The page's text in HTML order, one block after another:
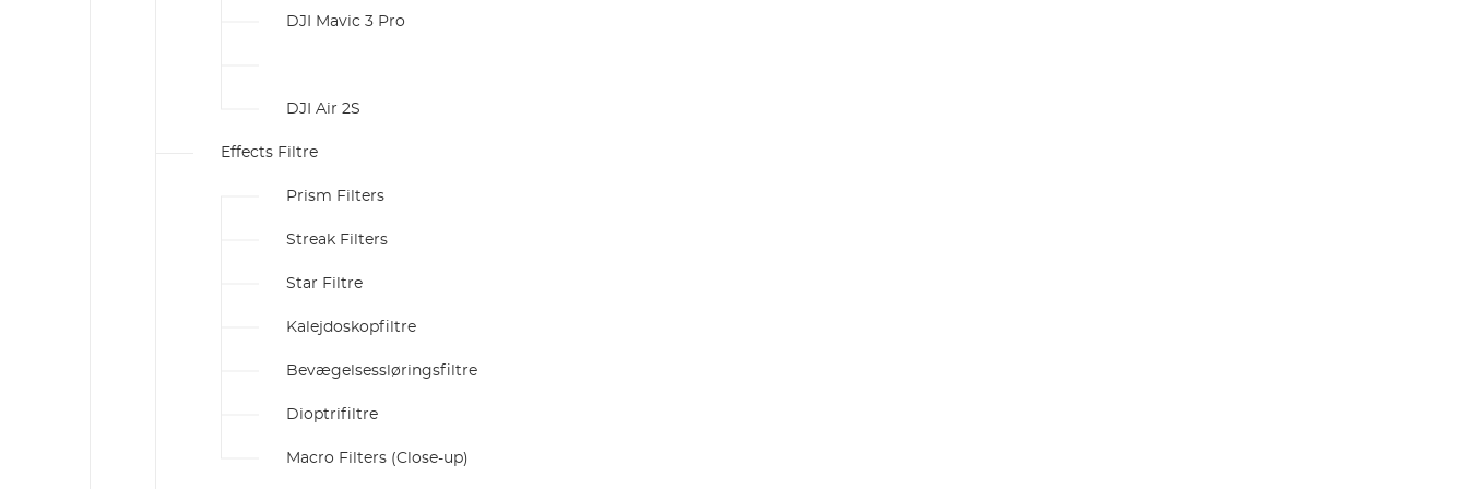
DJI Mavic 3 Pro
DJI Air 2S
Effects Filtre
Prism Filters
Streak Filters
Star Filtre
Kalejdoskopfiltre
Bevægelsessløringsfiltre
Dioptrifiltre
Macro Filters (Close-up)